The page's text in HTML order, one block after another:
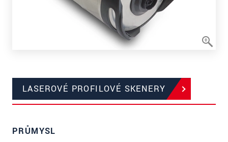
LASEROVÉ PROFILOVÉ SKENERY
PRŮMYSL